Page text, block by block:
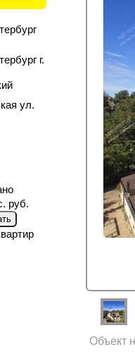
г.
ул.
руб.
Объект